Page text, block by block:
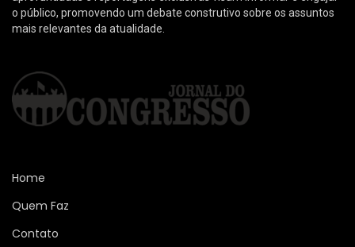
o público, promovendo um debate construtivo sobre os assuntos
mais relevantes da atualidade.
Home
Quem Faz
Contato